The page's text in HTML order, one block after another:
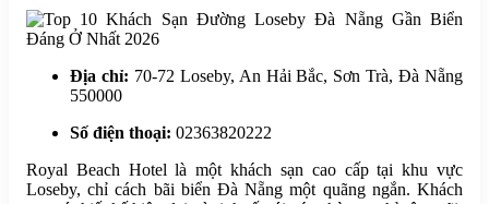
Địa chỉ: 70-72 Loseby, An Hải Bắc, Sơn Trà, Đà Nẵng
550000
Số điện thoại: 02363820222
Royal Beach Hotel là một khách sạn cao cấp tại khu vực
Loseby, chỉ cách bãi biển Đà Nẵng một quãng ngắn. Khách